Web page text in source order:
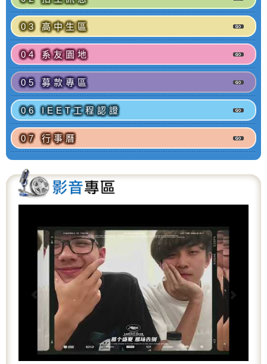
03 高中生區
04 系友園地
05 募款專區
06 IEET工程認證
07 行事曆
e
x
t